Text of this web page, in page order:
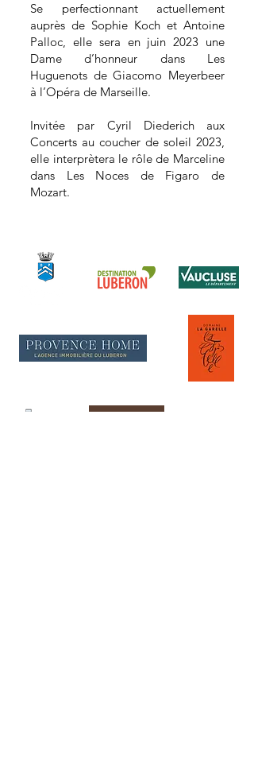
Se perfectionnant actuellement
auprès de Sophie Koch et Antoine
Palloc, elle sera en juin 2023 une
Dame d’honneur dans Les
Huguenots de Giacomo Meyerbeer
à l’Opéra de Marseille.
Invitée par Cyril Diederich aux
Concerts au coucher de soleil 2023,
elle interprètera le rôle de Marceline
dans Les Noces de Figaro de
Mozart.